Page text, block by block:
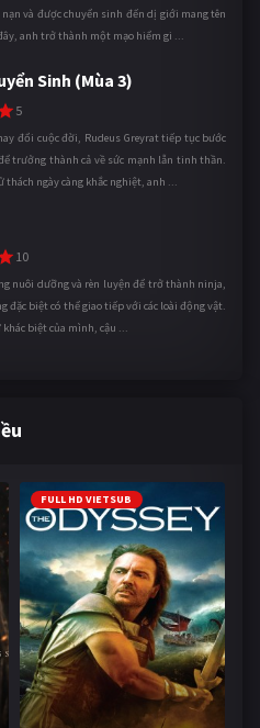
và được chuyển sinh đến dị giới mang tên
anh trở thành một mạo hiểm gi ...
Sinh (Mùa 3)
5
đổi cuộc đời, Rudeus Greyrat tiếp tục bước
trưởng thành cả về sức mạnh lẫn tinh thần.
ngày càng khắc nghiệt, anh ...
10
nuôi dưỡng và rèn luyện để trở thành ninja,
đặc biệt có thể giao tiếp với các loài động vật.
biệt của mình, cậu ...
FULL HD VIETSUB